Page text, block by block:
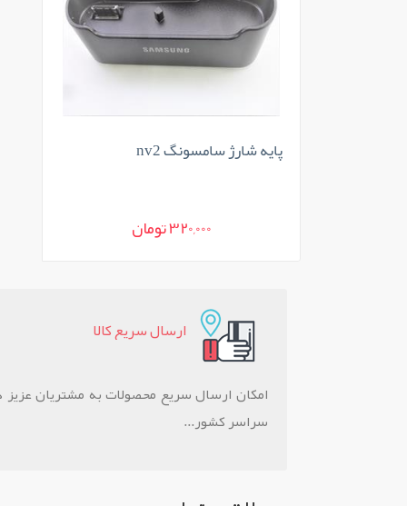
پایه شارژ سامسونگ nv2
320,000 تومان
ارسال سريع کالا
امکان ارسال سریع محصولات به مشتريان عزيز
سراسر کشور...